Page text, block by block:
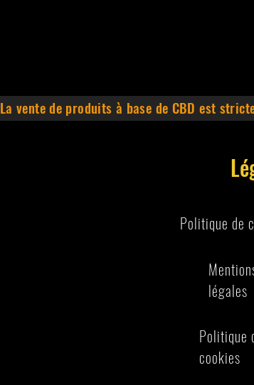
La vente de produits à base de CBD est
Politique de
légales
Politique
cookies